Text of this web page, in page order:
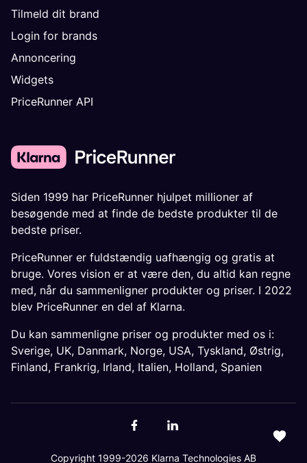
Tilmeld dit brand
Login for brands
Annoncering
Widgets
PriceRunner API
Siden 1999 har PriceRunner hjulpet millioner af
besøgende med at finde de bedste produkter til de
bedste priser.
PriceRunner er fuldstændig uafhængig og gratis at
bruge. Vores vision er at være den, du altid kan regne
med, når du sammenligner produkter og priser. I 2022
blev PriceRunner en del af Klarna.
Du kan sammenligne priser og produkter med os i:
Sverige, UK, Danmark, Norge, USA, Tyskland, Østrig,
Finland, Frankrig, Irland, Italien, Holland, Spanien
Copyright 1999-2026 Klarna Technologies AB